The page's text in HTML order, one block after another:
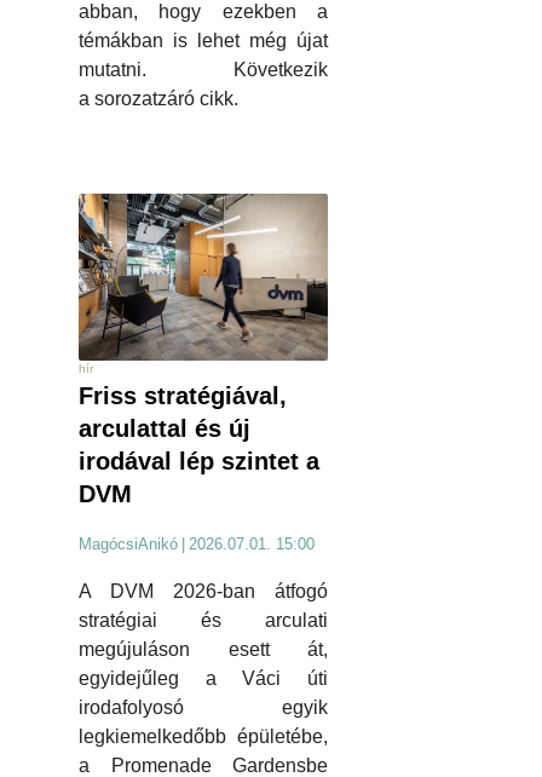
abban, hogy ezekben a
témákban is lehet még újat
mutatni. Következik
a sorozatzáró cikk.
hír
Friss stratégiával,
arculattal és új
irodával lép szintet a
DVM
MagócsiAnikó | 2026.07.01. 15:00
A DVM 2026-ban átfogó
stratégiai és arculati
megújuláson esett át,
egyidejűleg a Váci úti
irodafolyosó egyik
legkiemelkedőbb épületébe,
a Promenade Gardensbe